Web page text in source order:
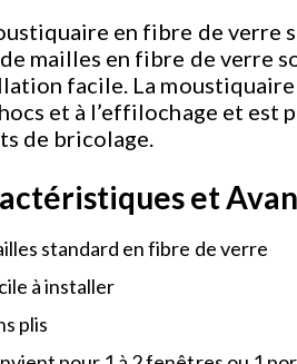
en fibre de verre
mailles en fibre de verre
facile. La moustiquaire
et à l’effilochage et est
de bricolage.
et
standard en fibre de verre
à installer
plis